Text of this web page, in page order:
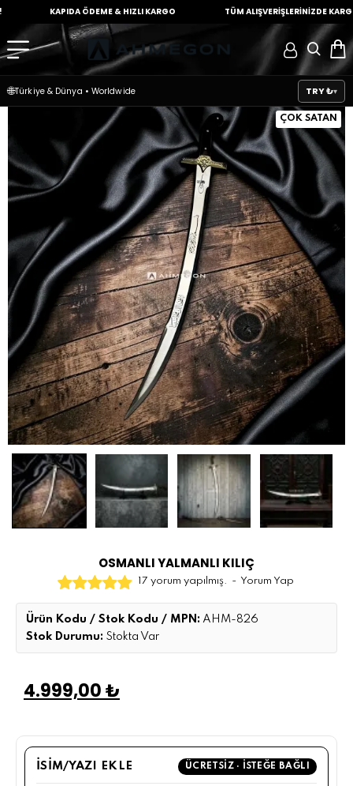
KAPIDA ÖDEME &HIZLI KARGO TÜM ALIŞVERİŞLERİNİZDEKARGO
🌐Türkiye & Dünya • Worldwide TRY ₺
ÇOK SATAN
OSMANLI YALMANLI KILIÇ
17 yorum yapılmış. - Yorum Yap
Ürün Kodu / Stok Kodu / MPN: AHM-826
Stok Durumu: Stokta Var
4.999,00 ₺
İSIM/YAZI EKLE ÜCRETSIZ · İSTEĞE BAĞLI